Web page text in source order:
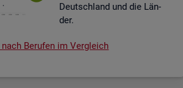
Deutsch­land und die Län­
der.
Be­ru­fen im Ver­gleich